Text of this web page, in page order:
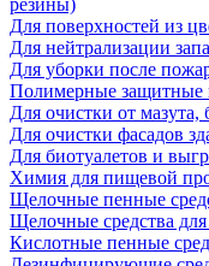
резины)
Для поверхностей из
Для нейтрализации
Для уборки после
Полимерные защитные
Для очистки от
Для очистки фасадов
Для биотуалетов и
Химия для пищевой
Щелочные пенные
Щелочные средства
Кислотные пенные